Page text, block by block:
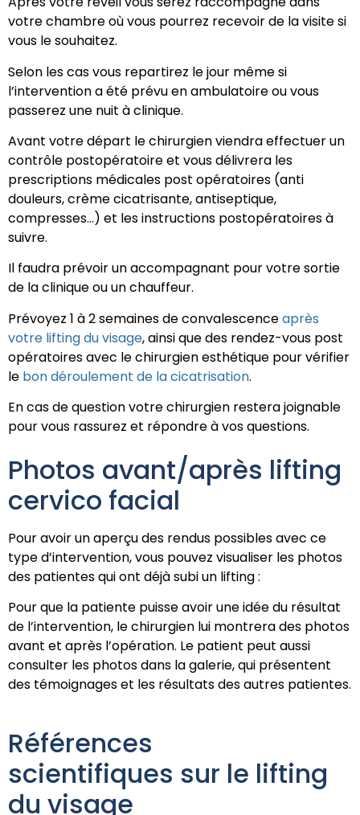
votre chambre où vous pourrez recevoir de la visite si
vous le souhaitez.
Selon les cas vous repartirez le jour même si
l’intervention a été prévu en ambulatoire ou vous
passerez une nuit à clinique.
Avant votre départ le chirurgien viendra effectuer un
contrôle postopératoire et vous délivrera les
prescriptions médicales post opératoires (anti
douleurs, crème cicatrisante, antiseptique,
compresses…) et les instructions postopératoires à
suivre.
Il faudra prévoir un accompagnant pour votre sortie
de la clinique ou un chauffeur.
Prévoyez 1 à 2 semaines de convalescenceaprès
votre lifting du visage, ainsi que des rendez-vous post
opératoires avec le chirurgien esthétique pour vérifier
le bon déroulement de la cicatrisation.
En cas de question votre chirurgien restera joignable
pour vous rassurez et répondre à vos questions.
Photos avant/après lifting
cervico facial
Pour avoir un aperçu des rendus possibles avec ce
type d’intervention, vous pouvez visualiser les photos
des patientes qui ont déjà subi un lifting :
Pour que la patiente puisse avoir une idée du résultat
de l’intervention, le chirurgien lui montrera des photos
avant et après l’opération. Le patient peut aussi
consulter les photos dans la galerie, qui présentent
des témoignages et les résultats des autres patientes.
Références
scientifiques sur le lifting
du visage